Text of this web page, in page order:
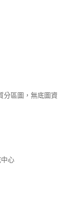
分區圖，無底圖資
心